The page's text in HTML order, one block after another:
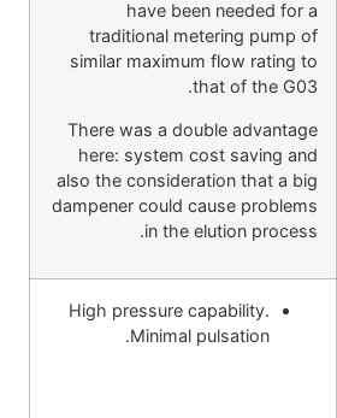
have been needed for a
traditional metering pump of
similar maximum flow rating to
that of the G03.
There was a double advantage
here: system cost saving and
also the consideration that a big
dampener could cause problems
in the elution process.
High pressure capability.
Minimal pulsation.